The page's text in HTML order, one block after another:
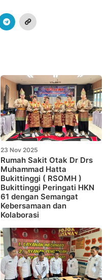
23 Nov 2025
Rumah Sakit Otak Dr Drs
Muhammad Hatta
Bukittinggi ( RSOMH )
Bukittinggi Peringati HKN
61 dengan Semangat
Kebersamaan dan
Kolaborasi